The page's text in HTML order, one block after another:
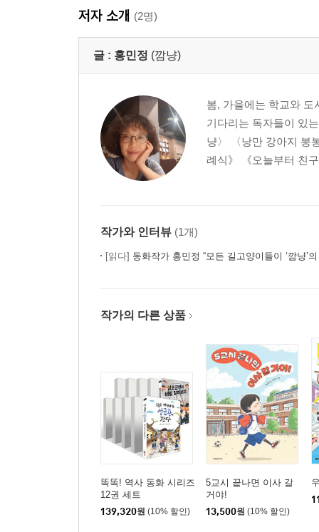
저자 소개 (2명)
글 : 홍민정 (깜냥)
봄, 가을에는 학교와
기다리는 독자들이 있
냥〉 〈낭만 강아지 봉
례식》 《오늘부터 친
작가와 인터뷰 (1개)
[읽다] 동화작가 홍민정 “모든 길고양이들이 ‘깜냥’
작가의 다른 상품
똑똑! 역사 동화 시리즈
12권 세트
139,320원 (10% 할인)
5교시 끝나면 이사 갈
거야!
13,500원 (10% 할인)